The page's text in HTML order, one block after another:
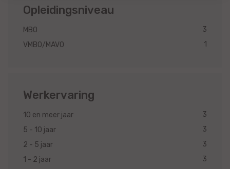
Opleidingsniveau
MBO
3
VMBO/MAVO
1
Werkervaring
10 en meer jaar
3
5 - 10 jaar
3
2 - 5 jaar
3
1 - 2 jaar
3